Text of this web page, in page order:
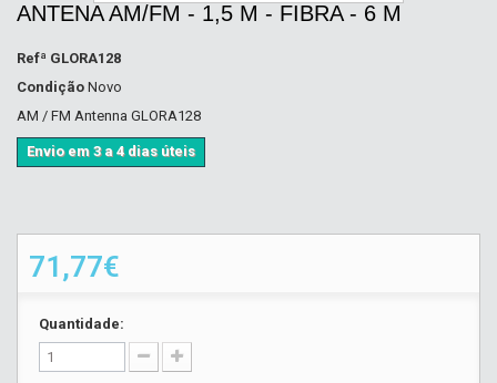
ANTENA AM/FM - 1,5 M - FIBRA - 6 M
Refª GLORA128
Condição Novo
AM / FM Antenna GLORA128
Envio em 3 a 4 dias úteis
71,77€
Quantidade: